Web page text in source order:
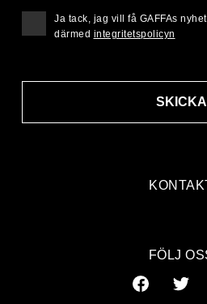
SKICKA
Ja tack, jag vill få GAFFAs
därmed integritetspolicyn
FÖLJ